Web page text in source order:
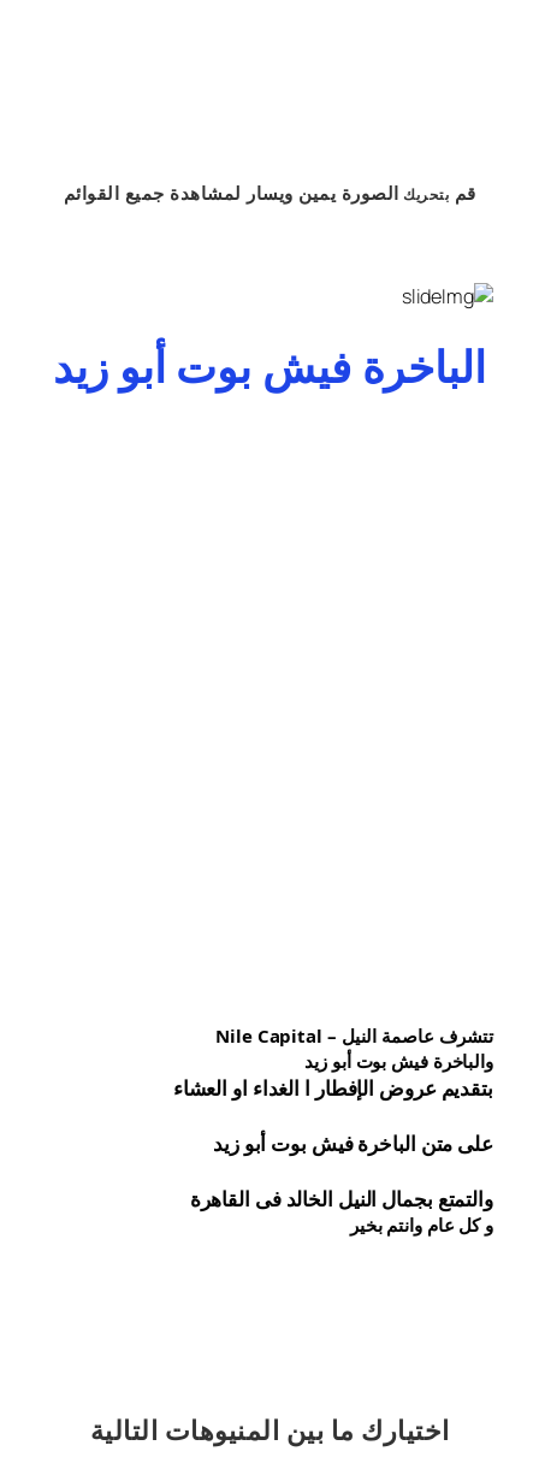
قم بتحريك الصورة يمين ويسار لمشاهدة جميع القوائم
الباخرة فيش بوت أبو زيد
تتشرف عاصمة النيل – Nile Capital
والباخرة فيش بوت أبو زيد
بتقديم عروض الإفطار ا الغداء او العشاء
على متن الباخرة فيش بوت أبو زيد
والتمتع بجمال النيل الخالد فى القاهرة
و كل عام وانتم بخير
اختيارك ما بين المنيوهات التالية